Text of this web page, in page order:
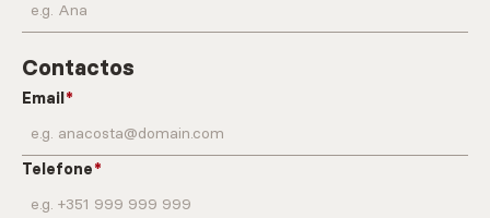
Contactos
Email
Telefone